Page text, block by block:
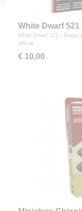
White Dwarf 521
White Dwarf 521 -
official…
€ 10,00